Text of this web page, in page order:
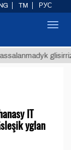
IT
yglan
TM РУС